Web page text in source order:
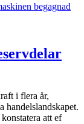
begagnad
i flera år,
handelslandskapet.
att ef